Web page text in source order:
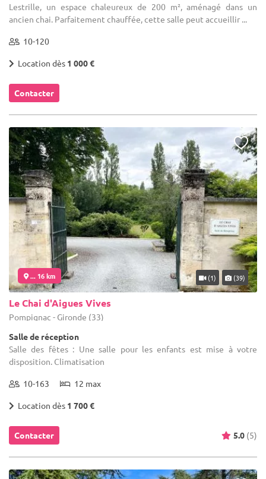
Lestrille, un espace chaleureux de 200 m², aménagé dans un
ancien chai. Parfaitement chauffée, cette salle peut accueillir ...
10-120
Location dès 1 000 €
Contacter
... 16 km (1) (39)
Le Chai d'Aigues Vives
Pompignac - Gironde (33)
Salle de réception
Salle des fêtes : Une salle pour les enfants est mise à votre
disposition. Climatisation
10-163 12 max
Location dès 1 700 €
Contacter 5.0 (5)